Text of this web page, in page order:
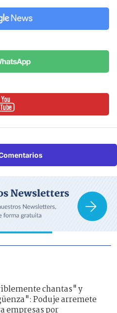
chantas" y
Poduje arremete
empresas por